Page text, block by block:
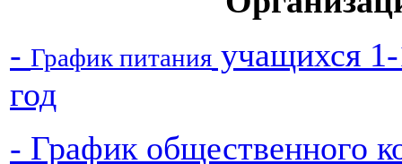
- График питания учащихся
год
- График общественного